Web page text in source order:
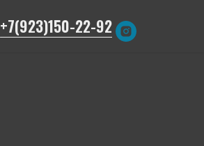
+7(923)150-22-92